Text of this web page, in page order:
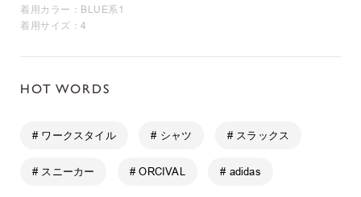
着用カラー：BLUE系1
着用サイズ：4
HOT WORDS
# ワークスタイル # シャツ # スラックス
# スニーカー # ORCIVAL # adidas